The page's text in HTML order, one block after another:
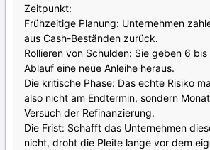
Zeitpunkt:
Frühzeitige Planung: Unternehmen
aus Cash-Beständen zurück.
Rollieren von Schulden: Sie geben 6
Ablauf eine neue Anleihe heraus.
Die kritische Phase: Das echte Risiko
also nicht am Endtermin, sondern
Versuch der Refinanzierung.
Die Frist: Schafft das Unternehmen
nicht, droht die Pleite lange vor dem